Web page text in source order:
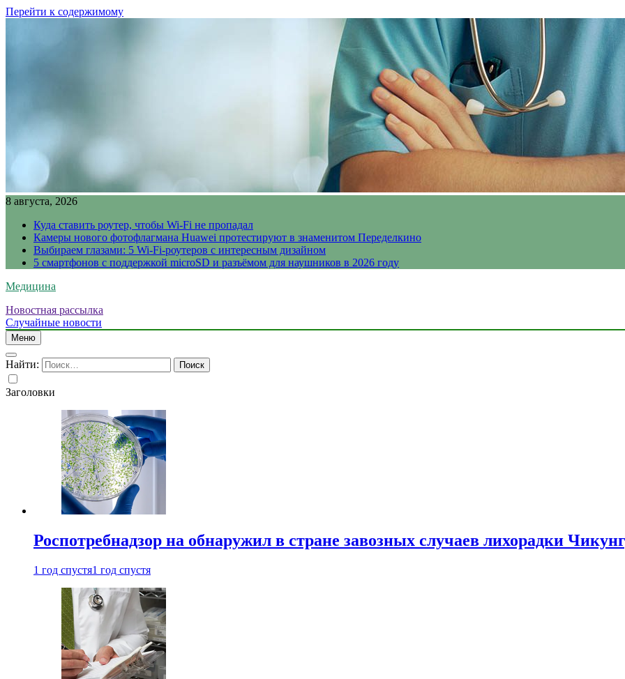
Перейти к содержимому
8 августа, 2026
Куда ставить роутер, чтобы Wi-Fi не пропадал
Камеры нового фотофлагмана Huawei протестируют в знаменитом Переделкино
Выбираем глазами: 5 Wi-Fi-роутеров с интересным дизайном
5 смартфонов с поддержкой microSD и разъёмом для наушников в 2026 году
Медицина
Новостная рассылка
Случайные новости
Меню
Найти:
Заголовки
Роспотребнадзор на обнаружил в стране завозных случаев лихорадки
1 год спустя1 год спустя